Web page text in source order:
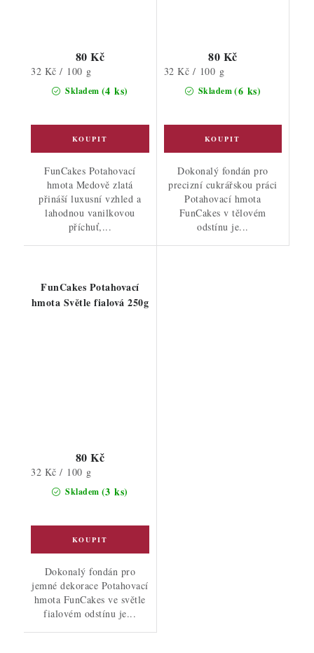
Skladem (4 ks)
80 Kč
Měrná
32 Kč / 100 g
FunCakes Potahovací
hmota Medově zlatá
přináší luxusní vzhled a
lahodnou vanilkovou
příchuť,...
Skladem(6 ks)
80 Kč
Měrná
32 Kč / 100 g
Dokonalý fondán pro
precizní cukrářskou práci
Potahovací hmota
FunCakes v tělovém
odstínu je...
FunCakes Potahovací
hmota Světle fialová 250g
Skladem (3 ks)
80 Kč
Měrná
32 Kč / 100 g
Dokonalý fondán pro
jemné dekorace Potahovací
hmota FunCakes ve světle
fialovém odstínu je...